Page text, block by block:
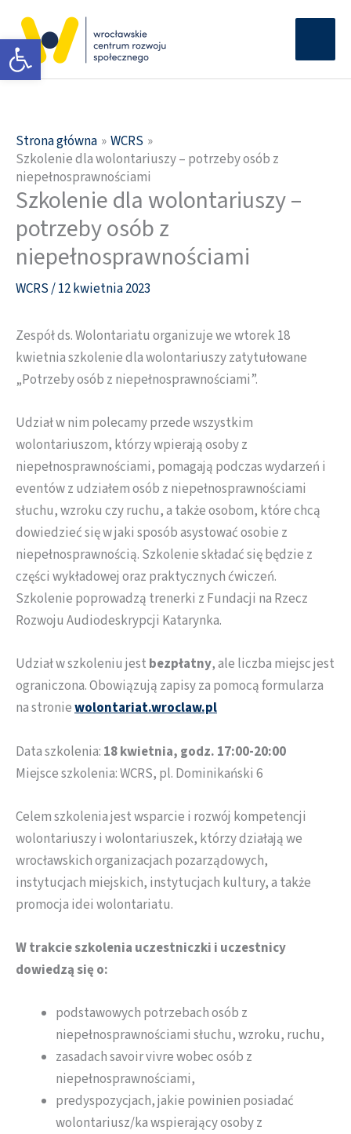
Otwórz pasek narzędzi
treści
Strona główna
WCRS
Szkolenie dla wolontariuszy – potrzeby osób z
niepełnosprawnościami
Szkolenie dla wolontariuszy –
potrzeby osób z
niepełnosprawnościami
WCRS/12 kwietnia 2023
Zespół ds. Wolontariatu organizuje we wtorek 18
kwietnia szkolenie dla wolontariuszy zatytułowane
„Potrzeby osób z niepełnosprawnościami”.
Udział w nim polecamy przede wszystkim
wolontariuszom, którzy wpierają osoby z
niepełnosprawnościami, pomagają podczas wydarzeń i
eventów z udziałem osób z niepełnosprawnościami
słuchu, wzroku czy ruchu, a także osobom, które chcą
dowiedzieć się w jaki sposób asystować osobie z
niepełnosprawnością. Szkolenie składać się będzie z
części wykładowej oraz praktycznych ćwiczeń.
Szkolenie poprowadzą trenerki z Fundacji na Rzecz
Rozwoju Audiodeskrypcji Katarynka.
Udział w szkoleniu jest bezpłatny, ale liczba miejsc jest
ograniczona. Obowiązują zapisy za pomocą formularza
na stroniewolontariat.wroclaw.pl
Data szkolenia: 18 kwietnia, godz. 17:00-20:00
Miejsce szkolenia: WCRS, pl. Dominikański 6
Celem szkolenia jest wsparcie i rozwój kompetencji
wolontariuszy i wolontariuszek, którzy działają we
wrocławskich organizacjach pozarządowych,
instytucjach miejskich, instytucjach kultury, a także
promocja idei wolontariatu.
W trakcie szkolenia uczestniczki i uczestnicy
dowiedzą się o:
podstawowych potrzebach osób z
niepełnosprawnościami słuchu, wzroku, ruchu,
zasadach savoir vivre wobec osób z
niepełnosprawnościami,
predyspozycjach, jakie powinien posiadać
wolontariusz/ka wspierający osoby z